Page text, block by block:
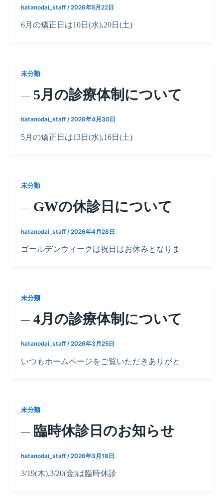
hatanodai_staff /2026年5月22日
6月の矯正日は10日(水),20日(土)
未分類
5月の診療体制について
hatanodai_staff/2026年4月30日
5月の矯正日は13日(水),16日(土)
未分類
GWの休診日について
hatanodai_staff/2026年4月28日
ゴールデンウィークは祝日はお休みとなりま
未分類
4月の診療体制について
hatanodai_staff/2026年3月25日
いつもホームページをご覧いただきありがと
未分類
臨時休診日のお知らせ
hatanodai_staff/2026年3月18日
3/19(木),3/20(金)は臨時休診